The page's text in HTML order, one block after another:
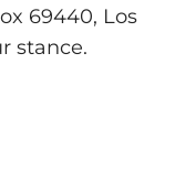
69440, Los
stance.